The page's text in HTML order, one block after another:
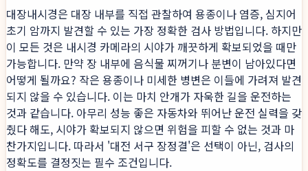
대장내시경은 대장 내부를 직접 관찰하여 용종이나 염증, 심지어
초기 암까지 발견할 수 있는 가장 정확한 검사 방법입니다. 하지만
이 모든 것은 내시경 카메라의 시야가 깨끗하게 확보되었을 때만
가능합니다. 만약 장 내부에 음식물 찌꺼기나 분변이 남아있다면
어떻게 될까요? 작은 용종이나 미세한 병변은 이들에 가려져 발견
되지 않을 수 있습니다. 이는 마치 안개가 자욱한 길을 운전하는
것과 같습니다. 아무리 성능 좋은 자동차와 뛰어난 운전 실력을 갖
췄다 해도, 시야가 확보되지 않으면 위험을 피할 수 없는 것과 마
찬가지입니다. 따라서 '대전 서구 장정결'은 선택이 아닌, 검사의
정확도를 결정짓는 필수 조건입니다.